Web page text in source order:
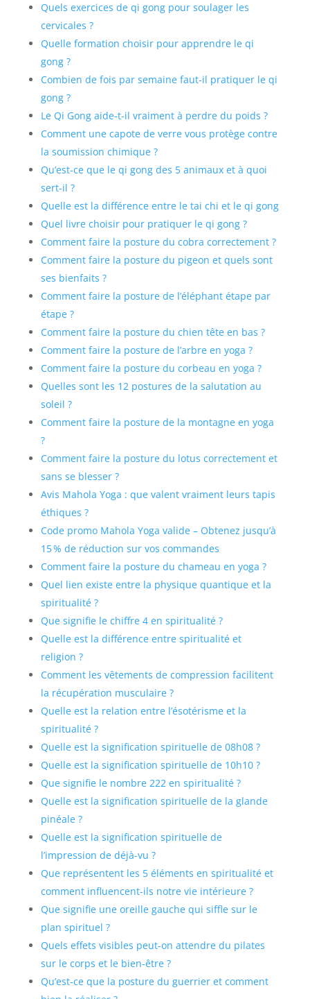
Quels exercices de qi gong pour soulager les
cervicales ?
Quelle formation choisir pour apprendre le qi
gong ?
Combien de fois par semaine faut-il pratiquer le qi
gong ?
Le Qi Gong aide-t-il vraiment à perdre du poids ?
Comment une capote de verre vous protège contre
la soumission chimique ?
Qu’est-ce que le qi gong des 5 animaux et à quoi
sert-il ?
Quelle est la différence entre le tai chi et le qi gong
Quel livre choisir pour pratiquer le qi gong ?
Comment faire la posture du cobra correctement ?
Comment faire la posture du pigeon et quels sont
ses bienfaits ?
Comment faire la posture de l’éléphant étape par
étape ?
Comment faire la posture du chien tête en bas ?
Comment faire la posture de l’arbre en yoga ?
Comment faire la posture du corbeau en yoga ?
Quelles sont les 12 postures de la salutation au
soleil ?
Comment faire la posture de la montagne en yoga
?
Comment faire la posture du lotus correctement et
sans se blesser ?
Avis Mahola Yoga : que valent vraiment leurs tapis
éthiques ?
Code promo Mahola Yoga valide – Obtenez jusqu’à
15 % de réduction sur vos commandes
Comment faire la posture du chameau en yoga ?
Quel lien existe entre la physique quantique et la
spiritualité ?
Que signifie le chiffre 4 en spiritualité ?
Quelle est la différence entre spiritualité et
religion ?
Comment les vêtements de compression facilitent
la récupération musculaire ?
Quelle est la relation entre l’ésotérisme et la
spiritualité ?
Quelle est la signification spirituelle de 08h08 ?
Quelle est la signification spirituelle de 10h10 ?
Que signifie le nombre 222 en spiritualité ?
Quelle est la signification spirituelle de la glande
pinéale ?
Quelle est la signification spirituelle de
l’impression de déjà-vu ?
Que représentent les 5 éléments en spiritualité et
comment influencent-ils notre vie intérieure ?
Que signifie une oreille gauche qui siffle sur le
plan spirituel ?
Quels effets visibles peut-on attendre du pilates
sur le corps et le bien-être ?
Qu’est-ce que la posture du guerrier et comment